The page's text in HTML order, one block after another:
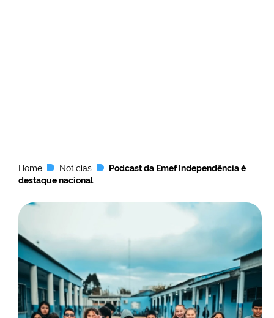
Home Notícias
Podcast da Emef Independência é
destaque nacional